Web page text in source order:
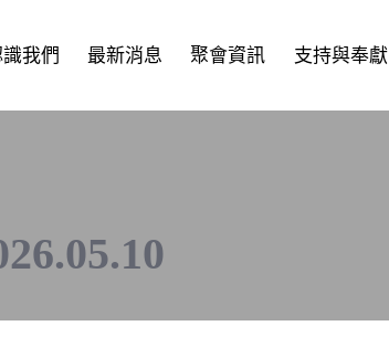
我們 最新消息 聚會資訊 支持與奉獻